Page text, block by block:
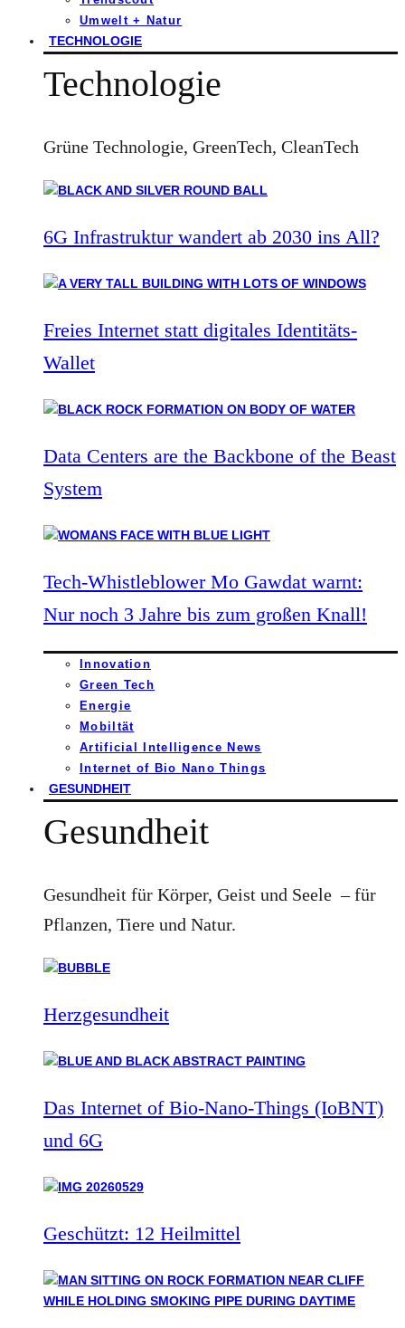
Umwelt + Natur
TECHNOLOGIE
Technologie
Grüne Technologie, GreenTech, CleanTech
6G Infrastruktur wandert ab 2030 ins All?
Freies Internet statt digitales Identitäts-
Wallet
Data Centers are the Backbone of the Beast
System
Tech-Whistleblower Mo Gawdat warnt:
Nur noch 3 Jahre bis zum großen Knall!
Innovation
Green Tech
Energie
Mobiltät
Artificial Intelligence News
Internet of Bio Nano Things
GESUNDHEIT
Gesundheit
Gesundheit für Körper, Geist und Seele – für
Pflanzen, Tiere und Natur.
Herzgesundheit
Das Internet of Bio-Nano-Things (IoBNT)
und 6G
Geschützt: 12 Heilmittel